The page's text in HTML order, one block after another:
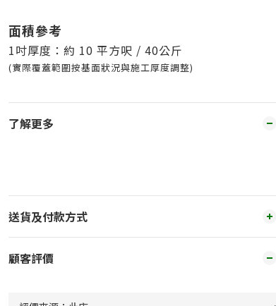
面積參考
1吋厚度：約 10 平方呎 / 40公斤
(實際覆蓋範圍按基面狀況與施工厚度調整)
了解更多
送貨及付款方式
顧客評價